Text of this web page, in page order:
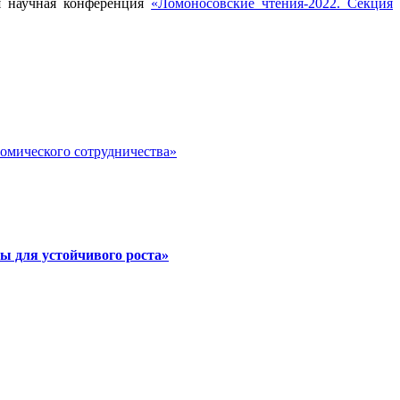
конференция «Ломоносовские чтения-2022. Секция
сотрудничества»
устойчивого роста»